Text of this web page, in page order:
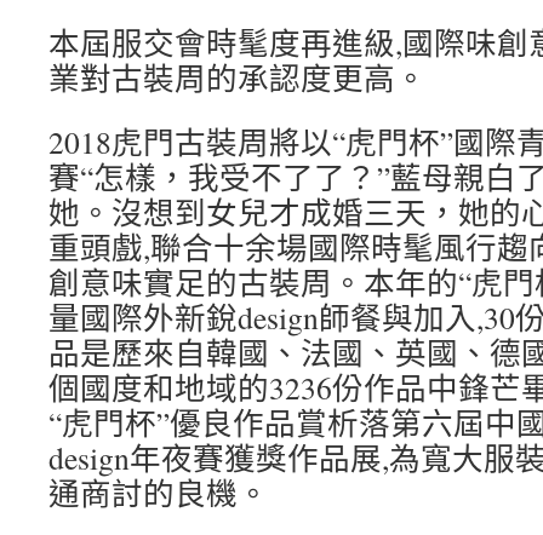
本屆服交會時髦度再進級,國際味創
業對古裝周的承認度更高。
2018虎門古裝周將以“虎門杯”國際
賽“怎樣，我受不了了？”藍母親白
她。沒想到女兒才成婚三天，她的
重頭戲,聯合十余場國際時髦風行趨
創意味實足的古裝周。本年的“虎
量國際外新銳design師餐與加入,30
品是歷來自韓國、法國、英國、德
個國度和地域的3236份作品中鋒芒
“虎門杯”優良作品賞析落第六屆中
design年夜賽獲獎作品展,為寬大服
通商討的良機。